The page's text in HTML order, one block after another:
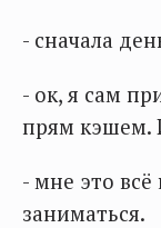
- сначала
- ок, я сам
прям кэшем.
- мне это всё
заниматься.